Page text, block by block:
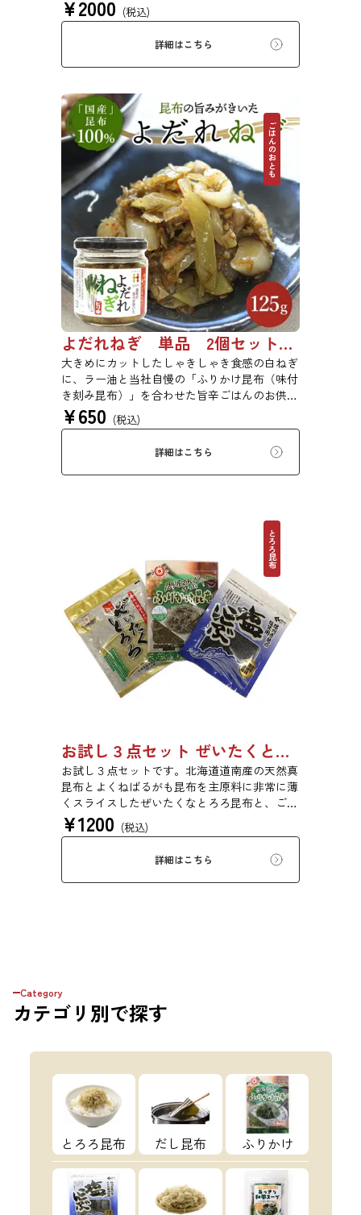
と、冷奴や卵焼きなど、様々なお料理にかけた
り入れたりして手軽に使用できます。
¥2000 (税込)
詳細はこちら
ごはんのおとも
よだれねぎ 単品 2個セット 3個セット 4個セット 0655
大きめにカットしたしゃきしゃき食感の白ねぎ
に、ラー油と当社自慢の「ふりかけ昆布（味付
き刻み昆布）」を合わせた旨辛ごはんのお供で
す。白ごはんの他、冷奴や焼き肉、炒め物にも
幅広く活用できます。
¥650 (税込)
詳細はこちら
とろろ昆布
お試し３点セット ぜいたくとろろ昆布、塩こんぶ、ふりかけ昆布 （送料込 メール便でお届け）
お試し３点セットです。北海道道南産の天然真
昆布とよくねばるがも昆布を主原料に非常に薄
くスライスしたぜいたくなとろろ昆布と、ご飯
にかけておいしいふりかけ昆布、お弁当やおに
ぎりに大活躍、化学調味料不使用の自然派塩昆
布と厳選された商品を揃えました。日高食品が
おすすめする昆布を是非お試しください！
¥1200 (税込)
詳細はこちら
Category
カテゴリ 別で探す
とろろ昆布 だし昆布 ふりかけ